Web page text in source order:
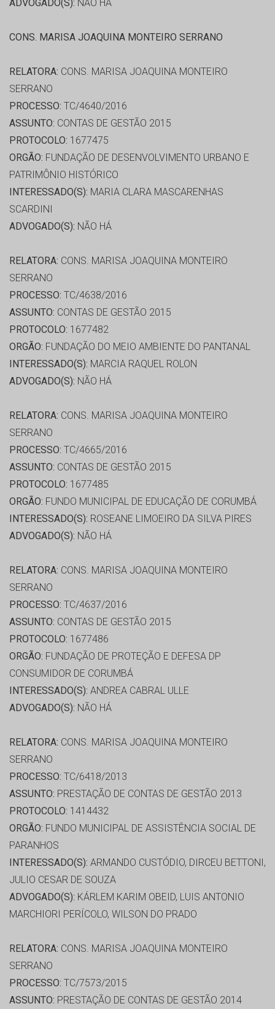
ADVOGADO(S): NÃO HÁ
CONS. MARISA JOAQUINA MONTEIRO SERRANO
RELATORA: CONS. MARISA JOAQUINA MONTEIRO
SERRANO
PROCESSO: TC/4640/2016
ASSUNTO: CONTAS DE GESTÃO 2015
PROTOCOLO: 1677475
ORGÃO: FUNDAÇÃO DE DESENVOLVIMENTO URBANO E
PATRIMÔNIO HISTÓRICO
INTERESSADO(S): MARIA CLARA MASCARENHAS
SCARDINI
ADVOGADO(S): NÃO HÁ
RELATORA: CONS. MARISA JOAQUINA MONTEIRO
SERRANO
PROCESSO: TC/4638/2016
ASSUNTO: CONTAS DE GESTÃO 2015
PROTOCOLO: 1677482
ORGÃO: FUNDAÇÃO DO MEIO AMBIENTE DO PANTANAL
INTERESSADO(S): MARCIA RAQUEL ROLON
ADVOGADO(S): NÃO HÁ
RELATORA: CONS. MARISA JOAQUINA MONTEIRO
SERRANO
PROCESSO: TC/4665/2016
ASSUNTO: CONTAS DE GESTÃO 2015
PROTOCOLO: 1677485
ORGÃO: FUNDO MUNICIPAL DE EDUCAÇÃO DE CORUMBÁ
INTERESSADO(S): ROSEANE LIMOEIRO DA SILVA PIRES
ADVOGADO(S): NÃO HÁ
RELATORA: CONS. MARISA JOAQUINA MONTEIRO
SERRANO
PROCESSO: TC/4637/2016
ASSUNTO: CONTAS DE GESTÃO 2015
PROTOCOLO: 1677486
ORGÃO: FUNDAÇÃO DE PROTEÇÃO E DEFESA DP
CONSUMIDOR DE CORUMBÁ
INTERESSADO(S): ANDREA CABRAL ULLE
ADVOGADO(S): NÃO HÁ
RELATORA: CONS. MARISA JOAQUINA MONTEIRO
SERRANO
PROCESSO: TC/6418/2013
ASSUNTO: PRESTAÇÃO DE CONTAS DE GESTÃO 2013
PROTOCOLO: 1414432
ORGÃO: FUNDO MUNICIPAL DE ASSISTÊNCIA SOCIAL DE
PARANHOS
INTERESSADO(S): ARMANDO CUSTÓDIO, DIRCEU BETTONI,
JULIO CESAR DE SOUZA
ADVOGADO(S): KÁRLEM KARIM OBEID, LUIS ANTONIO
MARCHIORI PERÍCOLO, WILSON DO PRADO
RELATORA: CONS. MARISA JOAQUINA MONTEIRO
SERRANO
PROCESSO: TC/7573/2015
ASSUNTO: PRESTAÇÃO DE CONTAS DE GESTÃO 2014